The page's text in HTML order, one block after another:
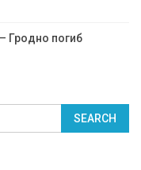
Гродно погиб